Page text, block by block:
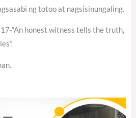
ng totoo at nagsisinungaling.
“An honest witness tells the truth,